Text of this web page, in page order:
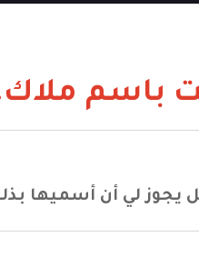
باسم
يجوز لي أن أسميها